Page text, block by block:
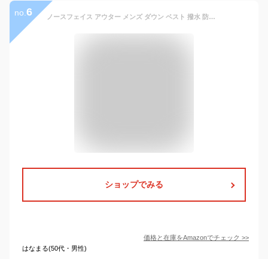
no. 6 ノースフェイス アウター メンズ ダウン ベスト 撥水 防寒 THE NORTH FACE M 1996 レトロ ヌプシ 中綿 厚手 フード 登山 アウトドア ウェア ソロキャン ポケッタブル プレゼント NF0A3JQQ (ブラック(LE4), M) [並行輸入品]
ショップでみる
価格と在庫をAmazonでチェック >>
はなまる(50代・男性)